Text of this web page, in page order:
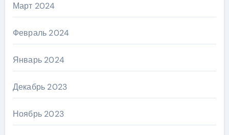
Март 2024
Февраль 2024
Январь 2024
Декабрь 2023
Ноябрь 2023